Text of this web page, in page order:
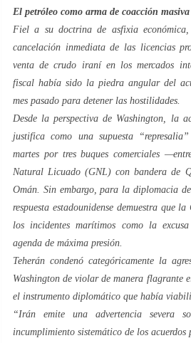
El petróleo como arma de coacción masiva
Fiel a su doctrina de asfixia
cancelación inmediata de las licencias
venta de crudo iraní en los mercados
fiscal había sido la piedra angular del
mes pasado para detener las hostilidades.
Desde la perspectiva de Washington, la
justifica como una supuesta
martes por tres buques comerciales
Natural Licuado (GNL) con bandera de
Omán. Sin embargo, para la diplomacia
respuesta estadounidense demuestra que
los incidentes marítimos como la
agenda de máxima presión.
Teherán condenó categóricamente la
Washington de violar de manera flagrante
el instrumento diplomático que había
“Irán emite una advertencia severa
incumplimiento sistemático de los acuerdos